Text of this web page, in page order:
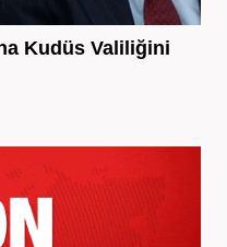
Kudüs Valiliğini